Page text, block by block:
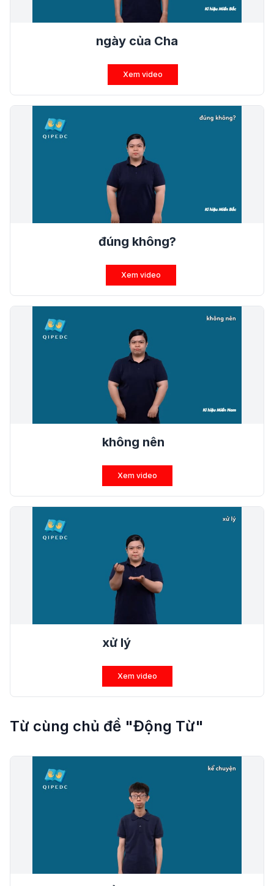
ngày của Cha
Xem video
đúng không?
Xem video
không nên
Xem video
xử lý
Xem video
Từ cùng chủ đề "Động Từ"